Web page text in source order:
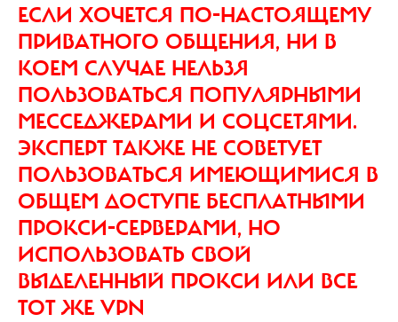
ЕСЛИ ХОЧЕТСЯ ПО-НАСТОЯЩЕМУ
ПРИВАТНОГО ОБЩЕНИЯ, НИ В
КОЕМ СЛУЧАЕ НЕЛЬЗЯ
ПОЛЬЗОВАТЬСЯ ПОПУЛЯРНЫМИ
МЕССЕДЖЕРАМИ И СОЦСЕТЯМИ.
ЭКСПЕРТ ТАКЖЕ НЕ СОВЕТУЕТ
ПОЛЬЗОВАТЬСЯ ИМЕЮЩИМИСЯ В
ОБЩЕМ ДОСТУПЕ БЕСПЛАТНЫМИ
ПРОКСИ-СЕРВЕРАМИ, НО
ИСПОЛЬЗОВАТЬ СВОЙ
ВЫДЕЛЕННЫЙ ПРОКСИ ИЛИ ВСЕ
ТОТ ЖЕ VPN